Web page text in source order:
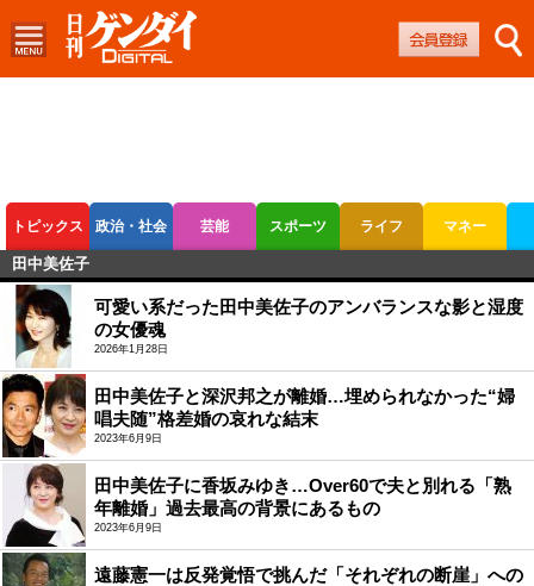
トピックス 政治・社会 芸能 スポーツ ライフ マネー
ボートレース
田中美佐子
可愛い系だった田中美佐子のアンバランスな影と湿度
の女優魂
2026年1月28日
田中美佐子と深沢邦之が離婚…埋められなかった“婦
唱夫随”格差婚の哀れな結末
2023年6月9日
田中美佐子に香坂みゆき…Over60で夫と別れる「熟
年離婚」過去最高の背景にあるもの
2023年6月9日
遠藤憲一は反発覚悟で挑んだ「それぞれの断崖」への